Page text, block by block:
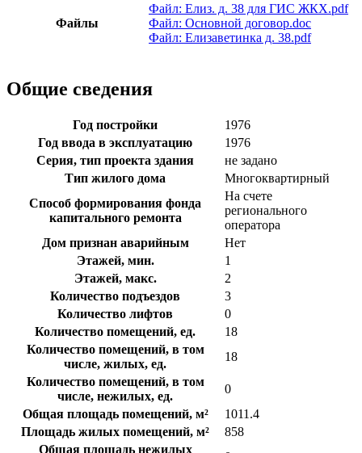
Файлы
Файл: Елиз. д. 38 для ГИС ЖКХ.pdf
Файл: Основной договор.doc
Файл: Елизаветинка д. 38.pdf
Общие сведения
Год постройки
1976
Год ввода в эксплуатацию
1976
Серия, тип проекта здания
не задано
Тип жилого дома
Многоквартирный
Способ формирования фонда
капитального ремонта
На счете
регионального
оператора
Дом признан аварийным
Нет
Этажей, мин.
1
Этажей, макс.
2
Количество подъездов
3
Количество лифтов
0
Количество помещений, ед.
18
Количество помещений, в том
числе, жилых, ед.
18
Количество помещений, в том
числе, нежилых, ед.
0
Общая площадь помещений, м²
1011.4
Площадь жилых помещений, м²
858
Общая площадь нежилых